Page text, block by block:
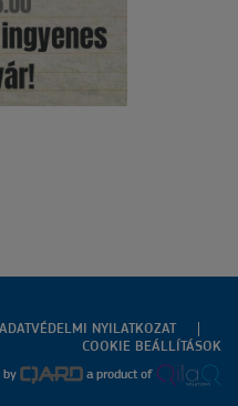
ADATVÉDELMI NYILATKOZAT
COOKIE BEÁLLÍTÁSOK
by a product of